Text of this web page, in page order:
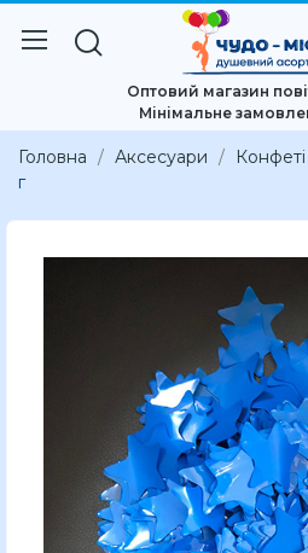
Оптовий магазин
Мінімальне
Головна Аксесуари Конфеті
г